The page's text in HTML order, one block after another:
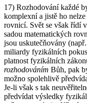
17) Rozhodování každé
komplexní a jistě ho
rovnicí. Svět se však řídí
sadou matematických
jsou uskutečňovány
miliardy fyzikálních
platnost fyzikálních
rozhodováním Bůh, pak
možno spolehlivě
Je-li však s tak
předvídat výsledky